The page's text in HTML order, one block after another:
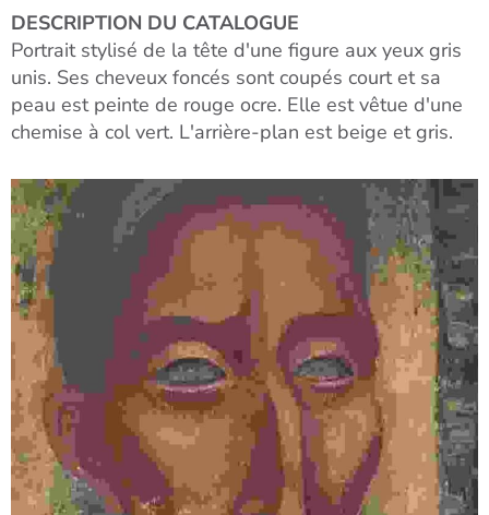
DESCRIPTION DU CATALOGUE
Portrait stylisé de la tête d'une figure aux yeux gris
unis. Ses cheveux foncés sont coupés court et sa
peau est peinte de rouge ocre. Elle est vêtue d'une
chemise à col vert. L'arrière-plan est beige et gris.